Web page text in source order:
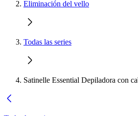
Eliminación del vello
Todas las series
Satinelle Essential Depiladora con